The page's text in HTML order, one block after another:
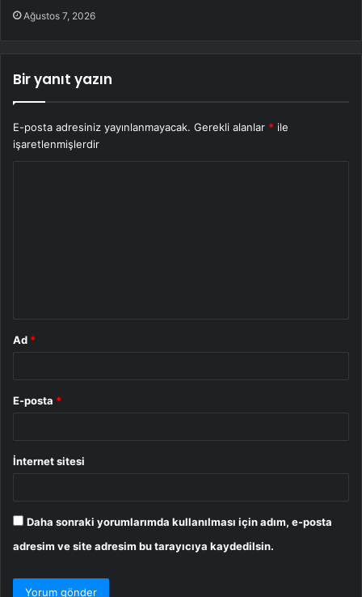
Ağustos 7, 2026
Bir yanıt yazın
E-posta adresiniz yayınlanmayacak. Gerekli alanlar * ile
işaretlenmişlerdir
Ad *
E-posta *
İnternet sitesi
Daha sonraki yorumlarımda kullanılması için adım, e-posta
adresim ve site adresim bu tarayıcıya kaydedilsin.